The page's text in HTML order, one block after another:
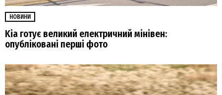
НОВИНИ
Kia готує великий електричний мінівен:
опубліковані перші фото